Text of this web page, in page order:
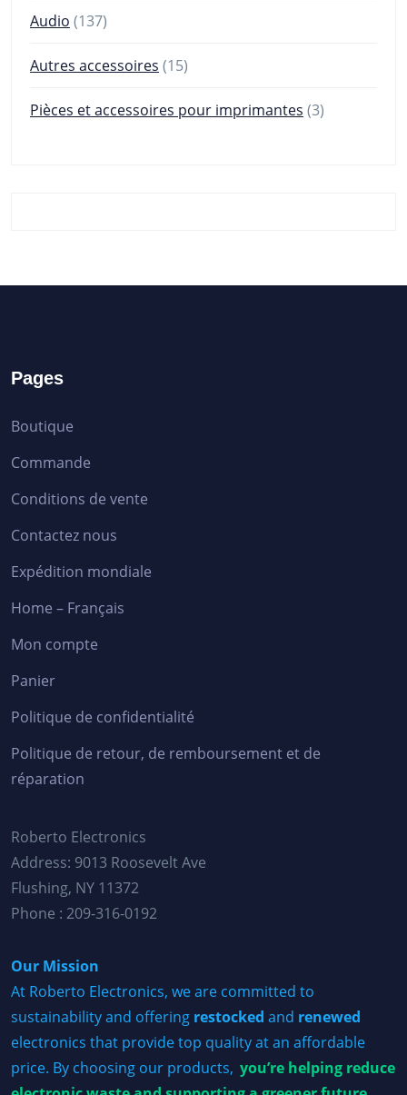
Audio 137137
Autres accessoires 1515
Pièces et accessoires pour imprimantes 33
Pages
Boutique
Commande
Conditions de vente
Contactez nous
Expédition mondiale
Home – Français
Mon compte
Panier
Politique de confidentialité
Politique de retour, de remboursement et de
réparation
Roberto Electronics
Address: 9013 Roosevelt Ave
Flushing, NY 11372
Phone : 209-316-0192
Our Mission
At Roberto Electronics, we are committed to
sustainability and offering restocked and renewed
electronics that provide top quality at an affordable
price. By choosing our products, you’re helping reduce